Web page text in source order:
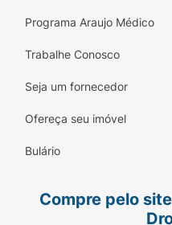
Programa Araujo Médico
Trabalhe Conosco
Seja um fornecedor
Ofereça seu imóvel
Bulário
Compre pelo